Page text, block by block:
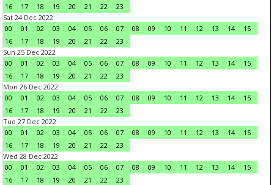
16
17 18 19 20 21 22
23
Sat 24 Dec 2022
00
01 02 03 04 05 06 07 08 09 10 11 12 13 14
15
16
17 18 19 20 21 22
23
Sun 25 Dec 2022
00
01 02 03 04 05 06 07 08 09 10 11 12 13 14
15
16
17 18 19 20 21 22
23
Mon 26 Dec 2022
00
01 02 03 04 05 06 07 08 09 10 11 12 13 14
15
16
17 18 19 20 21 22
23
Tue 27 Dec 2022
00
01 02 03 04 05 06 07 08 09 10 11 12 13 14
15
16
17 18 19 20 21 22
23
Wed 28 Dec 2022
00
01 02 03 04 05 06 07 08 09 10 11 12 13 14
15
16
17 18 19 20 21 22
23